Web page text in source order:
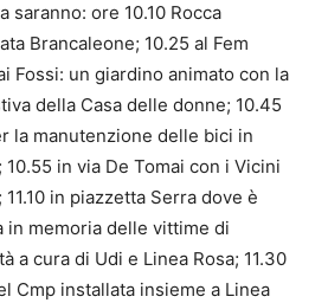
saranno: ore 10.10 Rocca
Brancaleone; 10.25 al Fem
Fossi: un giardino animato con la
della Casa delle donne; 10.45
la manutenzione delle bici in
10.55 in via De Tomai con i Vicini
in piazzetta Serra dove è
in memoria delle vittime di
a cura di Udi e Linea Rosa; 11.30
Cmp installata insieme a Linea